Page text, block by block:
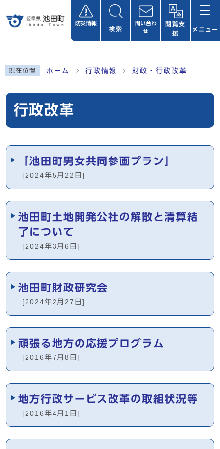
防災情報
検索
問い合わ
せ
閲覧支
援
メニュー
現在位置 ホーム 行政情報 財政・行政改革
行政改革
メインメニュー
「池田町男女共同参画プラン」
[2024年5月22日]
池田町土地開発公社の解散と清算結
了について
[2024年3月6日]
池田町財政研究会
[2024年2月27日]
頑張る地方の応援プログラム
[2016年7月8日]
地方行政サービス改革の取組状況等
[2016年4月1日]